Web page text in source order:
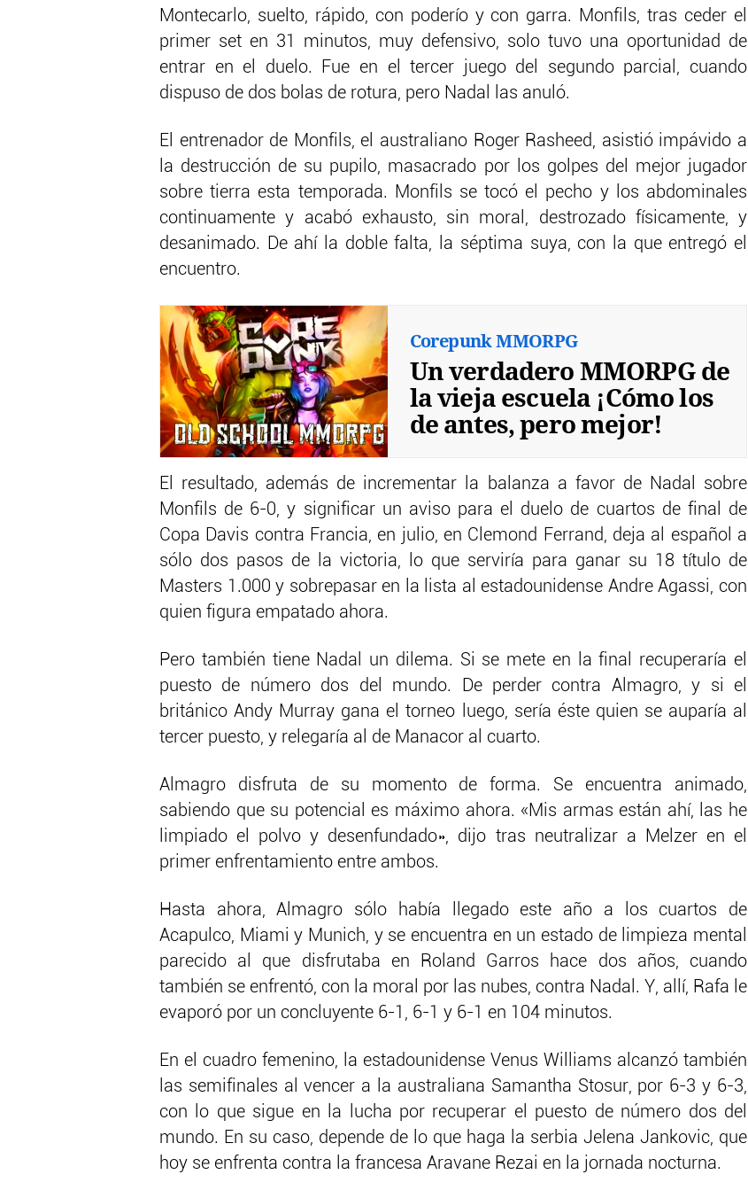
Montecarlo, suelto, rápido, con poderío y con garra. Monfils, tras ceder el
primer set en 31 minutos, muy defensivo, solo tuvo una oportunidad de
entrar en el duelo. Fue en el tercer juego del segundo parcial, cuando
dispuso de dos bolas de rotura, pero Nadal las anuló.
El entrenador de Monfils, el australiano Roger Rasheed, asistió impávido a
la destrucción de su pupilo, masacrado por los golpes del mejor jugador
sobre tierra esta temporada. Monfils se tocó el pecho y los abdominales
continuamente y acabó exhausto, sin moral, destrozado físicamente, y
desanimado. De ahí la doble falta, la séptima suya, con la que entregó el
encuentro.
Corepunk MMORPG
Un verdadero MMORPG de
la vieja escuela ¡Cómo los
de antes, pero mejor!
El resultado, además de incrementar la balanza a favor de Nadal sobre
Monfils de 6-0, y significar un aviso para el duelo de cuartos de final de
Copa Davis contra Francia, en julio, en Clemond Ferrand, deja al español a
sólo dos pasos de la victoria, lo que serviría para ganar su 18 título de
Masters 1.000 y sobrepasar en la lista al estadounidense Andre Agassi, con
quien figura empatado ahora.
Pero también tiene Nadal un dilema. Si se mete en la final recuperaría el
puesto de número dos del mundo. De perder contra Almagro, y si el
británico Andy Murray gana el torneo luego, sería éste quien se auparía al
tercer puesto, y relegaría al de Manacor al cuarto.
Almagro disfruta de su momento de forma. Se encuentra animado,
sabiendo que su potencial es máximo ahora. «Mis armas están ahí, las he
limpiado el polvo y desenfundado», dijo tras neutralizar a Melzer en el
primer enfrentamiento entre ambos.
Hasta ahora, Almagro sólo había llegado este año a los cuartos de
Acapulco, Miami y Munich, y se encuentra en un estado de limpieza mental
parecido al que disfrutaba en Roland Garros hace dos años, cuando
también se enfrentó, con la moral por las nubes, contra Nadal. Y, allí, Rafa le
evaporó por un concluyente 6-1, 6-1 y 6-1 en 104 minutos.
En el cuadro femenino, la estadounidense Venus Williams alcanzó también
las semifinales al vencer a la australiana Samantha Stosur, por 6-3 y 6-3,
con lo que sigue en la lucha por recuperar el puesto de número dos del
mundo. En su caso, depende de lo que haga la serbia Jelena Jankovic, que
hoy se enfrenta contra la francesa Aravane Rezai en la jornada nocturna.